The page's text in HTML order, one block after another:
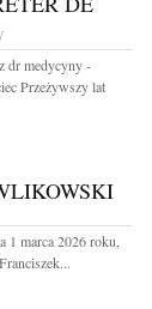
dr medycyny -
Przeżywszy lat
1 marca 2026 roku,